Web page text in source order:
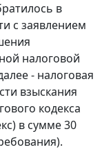
в
с заявлением
налоговой
- налоговая
взыскания
кодекса
) в сумме 30